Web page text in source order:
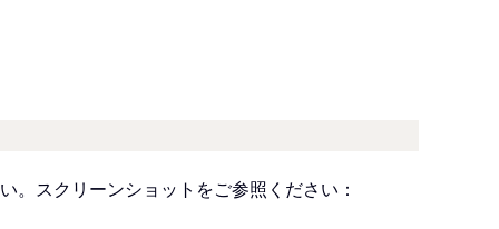
。スクリーンショットをご参照ください：